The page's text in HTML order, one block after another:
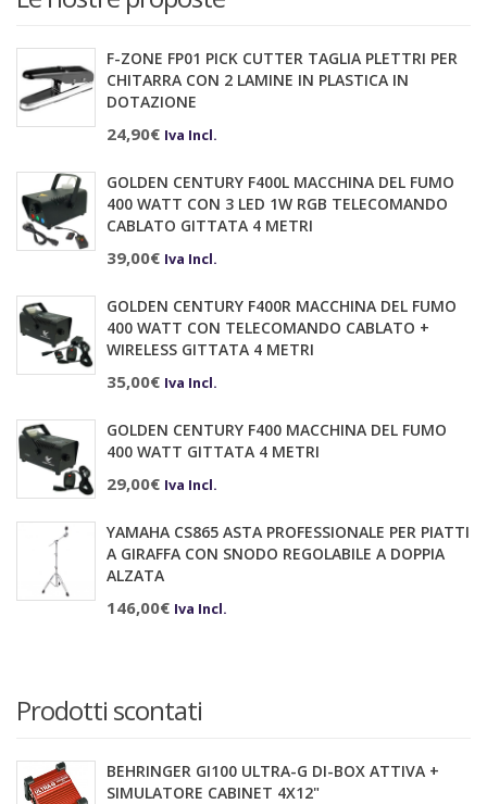
F-ZONE FP01 PICK CUTTER TAGLIA PLETTRI PER
CHITARRA CON 2 LAMINE IN PLASTICA IN
DOTAZIONE
24,90€ Iva Incl.
GOLDEN CENTURY F400L MACCHINA DEL FUMO
400 WATT CON 3 LED 1W RGB TELECOMANDO
CABLATO GITTATA 4 METRI
39,00€ Iva Incl.
GOLDEN CENTURY F400R MACCHINA DEL FUMO
400 WATT CON TELECOMANDO CABLATO +
WIRELESS GITTATA 4 METRI
35,00€ Iva Incl.
GOLDEN CENTURY F400 MACCHINA DEL FUMO
400 WATT GITTATA 4 METRI
29,00€ Iva Incl.
YAMAHA CS865 ASTA PROFESSIONALE PER PIATTI
A GIRAFFA CON SNODO REGOLABILE A DOPPIA
ALZATA
146,00€ Iva Incl.
Prodotti scontati
BEHRINGER GI100 ULTRA-G DI-BOX ATTIVA +
SIMULATORE CABINET 4X12"